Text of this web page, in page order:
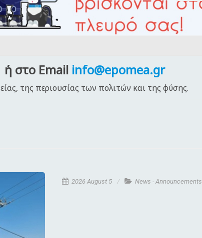
ή στο Email info@epomea.gr
της περιουσίας των πολιτών και της φύσης.
2026 August 5 News - Announcements